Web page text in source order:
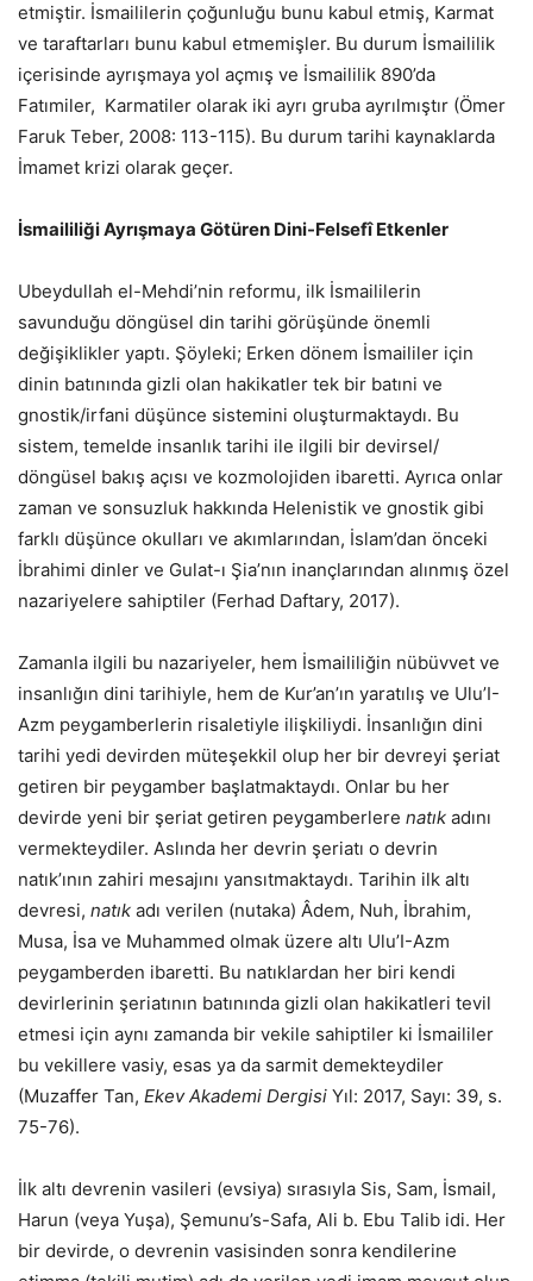
etmiştir. İsmaililerin çoğunluğu bunu kabul etmiş, Karmat
ve taraftarları bunu kabul etmemişler. Bu durum İsmaililik
içerisinde ayrışmaya yol açmış ve İsmaililik 890’da
Fatımiler, Karmatiler olarak iki ayrı gruba ayrılmıştır (Ömer
Faruk Teber, 2008: 113-115). Bu durum tarihi kaynaklarda
İmamet krizi olarak geçer.
İsmaililiği Ayrışmaya Götüren Dini-Felsefî Etkenler
Ubeydullah el-Mehdi’nin reformu, ilk İsmaililerin
savunduğu döngüsel din tarihi görüşünde önemli
değişiklikler yaptı. Şöyleki; Erken dönem İsmaililer için
dinin batınında gizli olan hakikatler tek bir batıni ve
gnostik/irfani düşünce sistemini oluşturmaktaydı. Bu
sistem, temelde insanlık tarihi ile ilgili bir devirsel/
döngüsel bakış açısı ve kozmolojiden ibaretti. Ayrıca onlar
zaman ve sonsuzluk hakkında Helenistik ve gnostik gibi
farklı düşünce okulları ve akımlarından, İslam’dan önceki
İbrahimi dinler ve Gulat-ı Şia’nın inançlarından alınmış özel
nazariyelere sahiptiler (Ferhad Daftary, 2017).
Zamanla ilgili bu nazariyeler, hem İsmaililiğin nübüvvet ve
insanlığın dini tarihiyle, hem de Kur’an’ın yaratılış ve Ulu’I-
Azm peygamberlerin risaletiyle ilişkiliydi. İnsanlığın dini
tarihi yedi devirden müteşekkil olup her bir devreyi şeriat
getiren bir peygamber başlatmaktaydı. Onlar bu her
devirde yeni bir şeriat getiren peygamberlere natık adını
vermekteydiler. Aslında her devrin şeriatı o devrin
natık’ının zahiri mesajını yansıtmaktaydı. Tarihin ilk altı
devresi, natık adı verilen (nutaka) Âdem, Nuh, İbrahim,
Musa, İsa ve Muhammed olmak üzere altı Ulu’I-Azm
peygamberden ibaretti. Bu natıklardan her biri kendi
devirlerinin şeriatının batınında gizli olan hakikatleri tevil
etmesi için aynı zamanda bir vekile sahiptiler ki İsmaililer
bu vekillere vasiy, esas ya da sarmit demekteydiler
(Muzaffer Tan, Ekev Akademi Dergisi Yıl: 2017, Sayı: 39, s.
75-76).
İlk altı devrenin vasileri (evsiya) sırasıyla Sis, Sam, İsmail,
Harun (veya Yuşa), Şemunu’s-Safa, Ali b. Ebu Talib idi. Her
bir devirde, o devrenin vasisinden sonra kendilerine